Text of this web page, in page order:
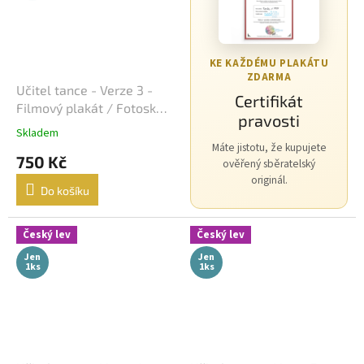
Jean-Claude Van Damme
Mel Gibson
Eva Holubová
Matt Damon 41
Samuel L. Jackson
Učitel tance - Verze 3 -
Filmový plakát / Fotoska /
Slepka (cca A4)
Skladem
750 Kč
Do košíku
KE KAŽDÉMU PLAKÁTU
ZDARMA
Certifikát
pravosti
Máte jistotu, že kupujete
ověřený sběratelský
originál.
Český lev
Jen
1ks
Český lev
Jen
1ks